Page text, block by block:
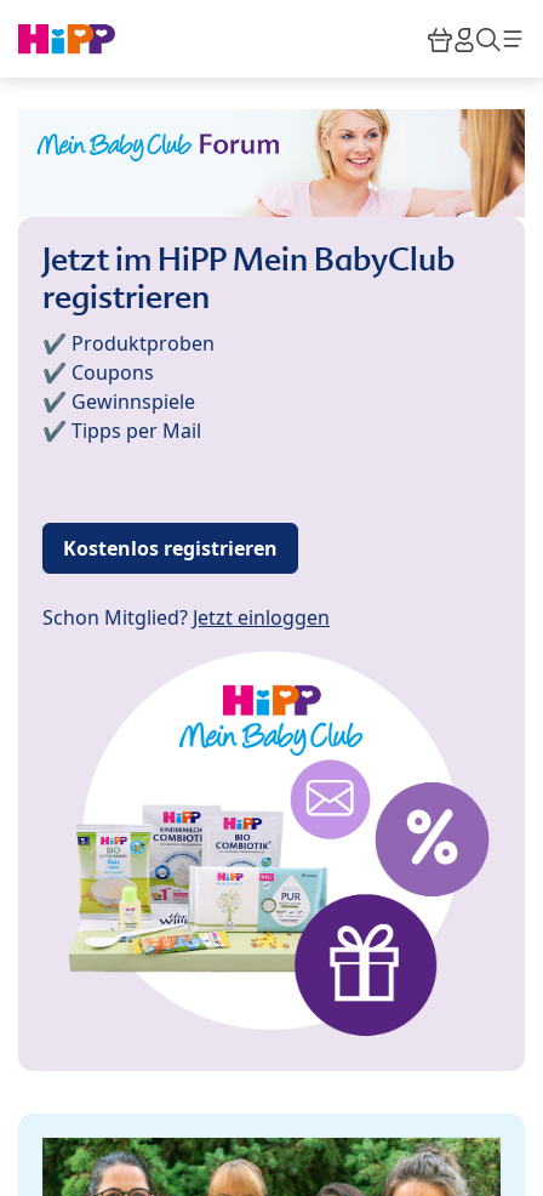
HiPP
Jetzt im HiPP Mein BabyClub
registrieren
✔️ Produktproben
✔️ Coupons
✔️ Gewinnspiele
✔️ Tipps per Mail
Kostenlos registrieren
Schon Mitglied? Jetzt einloggen